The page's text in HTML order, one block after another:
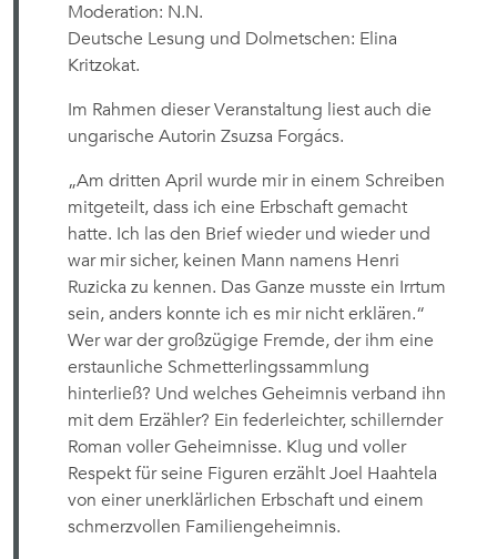
Moderation: N.N.
Deutsche Lesung und Dolmetschen: Elina
Kritzokat.
Im Rahmen dieser Veranstaltung liest auch die
ungarische Autorin Zsuzsa Forgács.
„Am dritten April wurde mir in einem Schreiben
mitgeteilt, dass ich eine Erbschaft gemacht
hatte. Ich las den Brief wieder und wieder und
war mir sicher, keinen Mann namens Henri
Ruzicka zu kennen. Das Ganze musste ein Irrtum
sein, anders konnte ich es mir nicht erklären.“
Wer war der großzügige Fremde, der ihm eine
erstaunliche Schmetterlingssammlung
hinterließ? Und welches Geheimnis verband ihn
mit dem Erzähler? Ein federleichter, schillernder
Roman voller Geheimnisse. Klug und voller
Respekt für seine Figuren erzählt Joel Haahtela
von einer unerklärlichen Erbschaft und einem
schmerzvollen Familiengeheimnis.